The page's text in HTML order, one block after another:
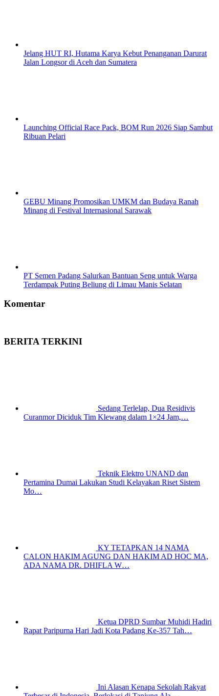
Jelang HUT RI, Hutama Karya Kebut Penanganan Darurat
Jalan Longsor di Aceh dan Sumatera
Launching Official Race Pack, BOM Run 2026 Siap Sambut
Ribuan Pelari
GEBU Minang Promosikan UMKM dan Budaya Ranah
Minang di Festival Internasional Sarawak
PT Semen Padang Salurkan Bantuan Seng untuk Warga
Terdampak Puting Beliung di Limau Manis Selatan
Komentar
BERITA TERKINI
Sedang Terlelap, Dua Residivis
Curanmor Diciduk Tim Klewang dalam 1×24 Jam,…
Teknik Elektro UNAND dan
Pertamina Dumai Lakukan Studi Kelayakan Riset Sistem
Mo…
KY TETAPKAN 14 NAMA
CALON HAKIM AGUNG DAN HAKIM AD HOC MA,
ADA NAMA DR. DHIFLA W…
Ketua DPRD Sumbar Muhidi Hadiri
Rapat Paripurna Hari Jadi Kota Padang Ke-357 Tah…
Ini Alasan Kenapa Sekolah Rakyat